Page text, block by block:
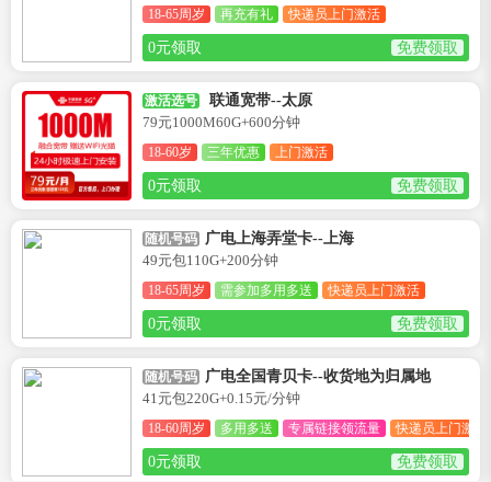
18-65周岁 再充有礼 快递员上门激活
0元领取 免费领取
激活选号
联通宽带--太原
79元1000M60G+600分钟
18-60岁 三年优惠 上门激活
0元领取 免费领取
随机号码 广电上海弄堂卡--上海
49元包110G+200分钟
18-65周岁 需参加多用多送 快递员上门激活
0元领取 免费领取
随机号码 广电全国青贝卡--收货地为归属地
41元包220G+0.15元/分钟
18-60周岁 多用多送 专属链接领流量 快递员上门激活
0元领取 免费领取